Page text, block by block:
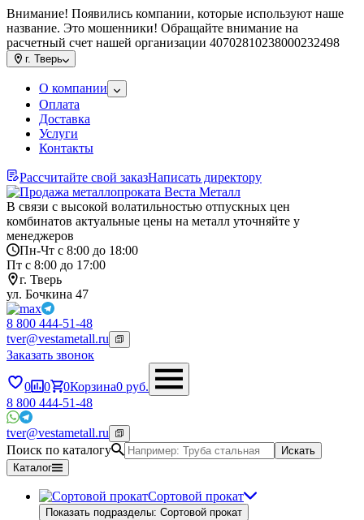
Внимание! Появились компании, которые используют наше
название. Это мошенники! Обращайте внимание на
расчетный счет нашей организации 40702810238000232498
г. Тверь
О компании
Оплата
Доставка
Услуги
Контакты
Рассчитайте свой заказНаписать директору
В связи с высокой волатильностью отпускных цен
комбинатов актуальные цены на металл уточняйте у
менеджеров
Пн-Чт с 8:00 до 18:00
Пт с 8:00 до 17:00
г. Тверь
ул. Бочкина 47
8 800 444-51-48
tver@vestametall.ru
Заказать звонок
0 0 0Корзина0 руб.
8 800 444-51-48
tver@vestametall.ru
Поиск по каталогу
Искать
Каталог
Сортовой прокат
Показать подразделы: Сортовой прокат